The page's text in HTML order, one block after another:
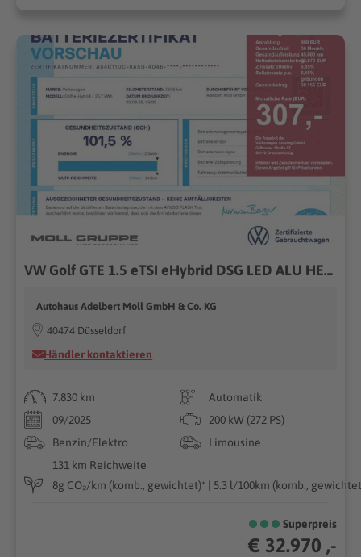
VW Golf GTE 1.5 eTSI eHybrid DSG LED ALU HEADUP
Autohaus Adelbert Moll GmbH & Co. KG
40474 Düsseldorf
Händler kontaktieren
7.830 km
Automatik
09/2025
200 kW (272 PS)
Benzin/Elektro
Limousine
131 km Reichweite
8g CO₂/km (komb., gewichtet)* | 5.3 l/100km (komb.,
Superpreis
€ 32.970 ,-